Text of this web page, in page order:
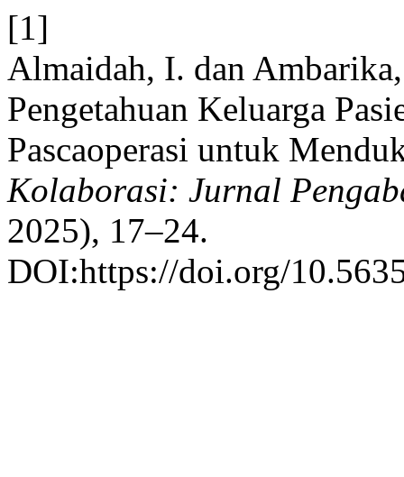
[1]
Almaidah, I. dan
Pengetahuan Keluarga
Pascaoperasi untuk
Kolaborasi: Jurnal
2025), 17–24.
DOI:https://doi.org/